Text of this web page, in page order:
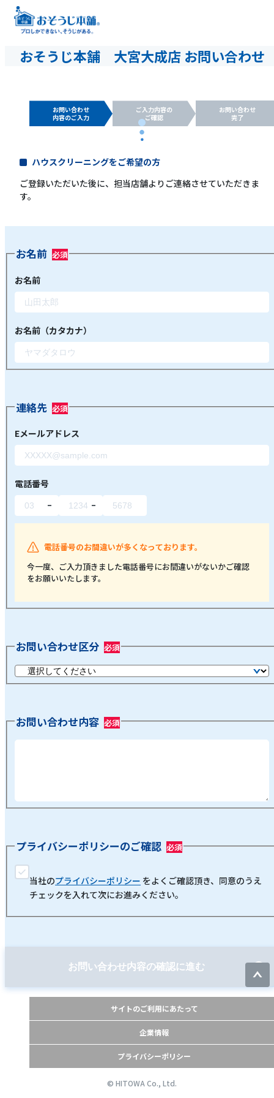
おそうじ本舗 大宮大成店 お問い合わせ
お問い合わせ
内容のご入力
ご入力内容の
ご確認
お問い合わせ
完了
ハウスクリーニングをご希望の方
ご登録いただいた後に、担当店舗よりご連絡させていただきま
す。
お名前
お名前
お名前（カタカナ）
連絡先
Eメールアドレス
電話番号
電話番号のお間違いが多くなっております。
今一度、ご入力頂きました電話番号にお間違いがないかご確認
をお願いいたします。
お問い合わせ区分
お問い合わせ内容
プライバシーポリシーのご確認
当社のプライバシーポリシー をよくご確認頂き、同意のうえ
チェックを入れて次にお進みください。
お問い合わせ内容の確認に進む
サイトのご利用にあたって
企業情報
プライバシーポリシー
© HITOWA Co., Ltd.